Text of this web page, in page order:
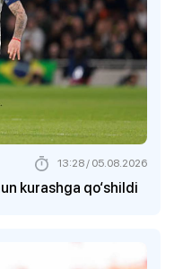
kurashga qo‘shildi
13:28 / 05.08.2026